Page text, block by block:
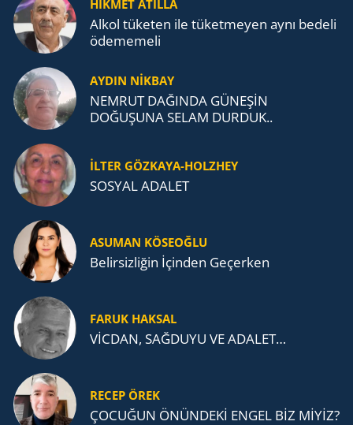
HİKMET ATİLLA
Alkol tü­ke­ten ile tü­ket­me­yen aynı be­de­li
öde­me­me­li
AYDIN NİKBAY
NEMRUT DAĞINDA GÜNEŞİN
DOĞUŞUNA SELAM DURDUK..
İLTER GÖZKAYA-HOLZHEY
SOSYAL ADALET
ASUMAN KÖSEOĞLU
Belirsizliğin İçinden Geçerken
FARUK HAKSAL
VİCDAN, SAĞ­DU­YU VE ADA­LET…
RECEP ÖREK
ÇOCUĞUN ÖNÜNDEKİ ENGEL BİZ MİYİZ?